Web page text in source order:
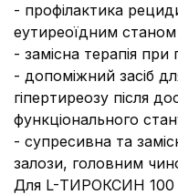
- профілактика
еутиреоїдним
- замісна терапія при
- допоміжний засіб
гіпертиреозу після
функціонального
- супресивна та
залози, головним
Для L-ТИРОКСИН 100